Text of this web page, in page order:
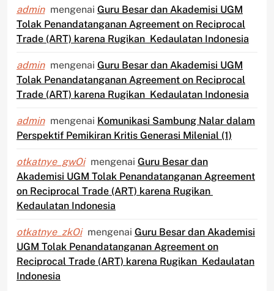
admin mengenai Guru Besar dan Akademisi UGM
Tolak Penandatanganan Agreement on Reciprocal
Trade (ART) karena Rugikan Kedaulatan Indonesia
admin mengenai Guru Besar dan Akademisi UGM
Tolak Penandatanganan Agreement on Reciprocal
Trade (ART) karena Rugikan Kedaulatan Indonesia
admin mengenai Komunikasi Sambung Nalar dalam
Perspektif Pemikiran Kritis Generasi Milenial (1)
otkatnye_gwOi mengenai Guru Besar dan
Akademisi UGM Tolak Penandatanganan Agreement
on Reciprocal Trade (ART) karena Rugikan
Kedaulatan Indonesia
otkatnye_zkOi mengenai Guru Besar dan Akademisi
UGM Tolak Penandatanganan Agreement on
Reciprocal Trade (ART) karena Rugikan Kedaulatan
Indonesia